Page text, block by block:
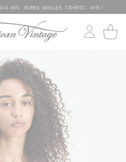
-50% : ROBES, MAILLES, T-SHIRTS... VITE !